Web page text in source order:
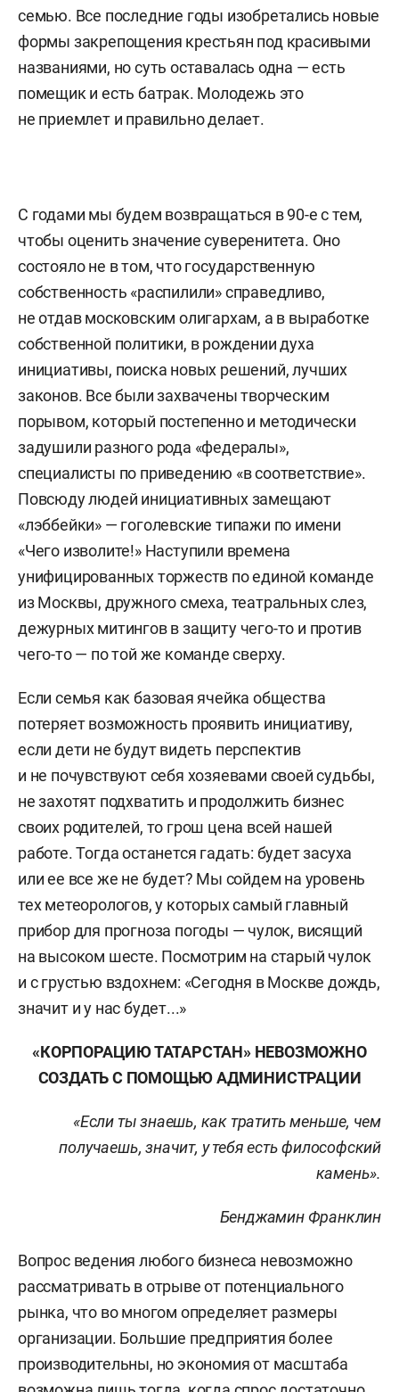
семью. Все последние годы изобретались новые
формы закрепощения крестьян под красивыми
названиями, но суть оставалась одна — есть
помещик и есть батрак. Молодежь это
не приемлет и правильно делает.
С годами мы будем возвращаться в 90-е с тем,
чтобы оценить значение суверенитета. Оно
состояло не в том, что государственную
собственность «распилили» справедливо,
не отдав московским олигархам, а в выработке
собственной политики, в рождении духа
инициативы, поиска новых решений, лучших
законов. Все были захвачены творческим
порывом, который постепенно и методически
задушили разного рода «федералы»,
специалисты по приведению «в соответствие».
Повсюду людей инициативных замещают
«лэббейки» — гоголевские типажи по имени
«Чего изволите!» Наступили времена
унифицированных торжеств по единой команде
из Москвы, дружного смеха, театральных слез,
дежурных митингов в защиту чего-то и против
чего-то — по той же команде сверху.
Если семья как базовая ячейка общества
потеряет возможность проявить инициативу,
если дети не будут видеть перспектив
и не почувствуют себя хозяевами своей судьбы,
не захотят подхватить и продолжить бизнес
своих родителей, то грош цена всей нашей
работе. Тогда останется гадать: будет засуха
или ее все же не будет? Мы сойдем на уровень
тех метеорологов, у которых самый главный
прибор для прогноза погоды — чулок, висящий
на высоком шесте. Посмотрим на старый чулок
и с грустью вздохнем: «Сегодня в Москве дождь,
значит и у нас будет...»
«КОРПОРАЦИЮ ТАТАРСТАН» НЕВОЗМОЖНО
СОЗДАТЬ С ПОМОЩЬЮАДМИНИСТРАЦИИ
«Если ты знаешь, как тратить меньше, чем
получаешь, значит, у тебя есть философский
камень».
Бенджамин Франклин
Вопрос ведения любого бизнеса невозможно
рассматривать в отрыве от потенциального
рынка, что во многом определяет размеры
организации. Большие предприятия более
производительны, но экономия от масштаба